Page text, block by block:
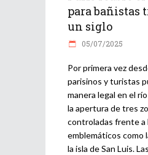
para bañistas
un siglo
05/07/2025
Por primera vez
parisinos y turistas
manera legal en el
la apertura de tres
controladas frente a
emblemáticos como
la isla de San Luis.